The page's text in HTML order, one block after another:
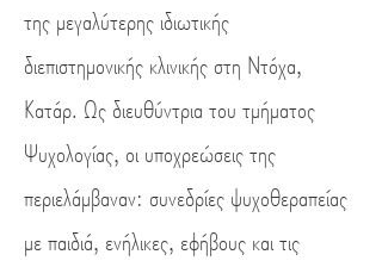
της μεγαλύτερης ιδιωτικής
διεπιστημονικής κλινικής στη Ντόχα,
Κατάρ. Ως διευθύντρια του τμήματος
Ψυχολογίας, οι υποχρεώσεις της
περιελάμβαναν: συνεδρίες ψυχοθεραπείας
με παιδιά, ενήλικες, εφήβους και τις